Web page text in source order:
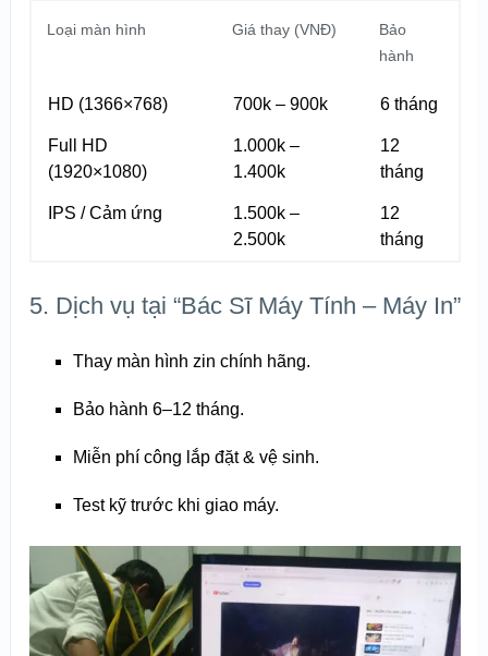
Loại màn hình Giá thay (VNĐ)
Bảo
hành
HD (1366×768) 700k – 900k 6 tháng
Full HD
(1920×1080)
1.000k –
1.400k
12
tháng
IPS / Cảm ứng
1.500k –
2.500k
12
tháng
5. Dịch vụ tại “Bác Sĩ Máy Tính – Máy In”
Thay màn hình zin chính hãng.
Bảo hành 6–12 tháng.
Miễn phí công lắp đặt & vệ sinh.
Test kỹ trước khi giao máy.